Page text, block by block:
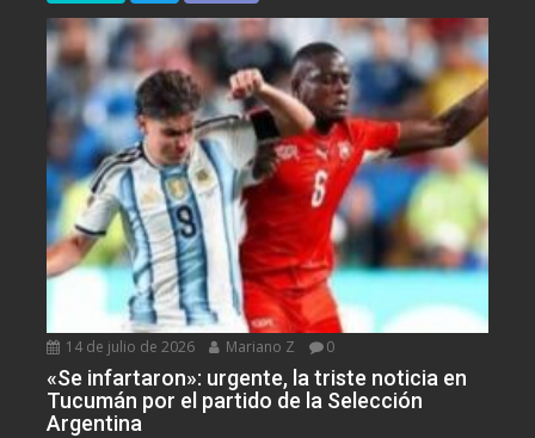
14 de julio de 2026 Mariano Z 0
«Se infartaron»: urgente, la triste noticia en
Tucumán por el partido de la Selección
Argentina